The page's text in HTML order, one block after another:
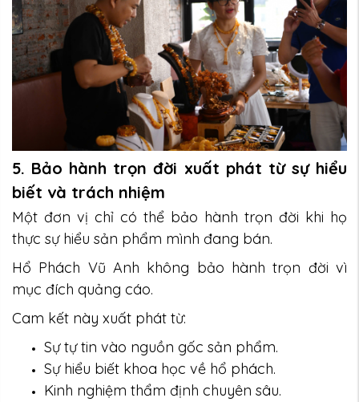
5. Bảo hành trọn đời xuất phát từ sự hiểu
biết và trách nhiệm
Một đơn vị chỉ có thể bảo hành trọn đời khi họ
thực sự hiểu sản phẩm mình đang bán.
Hổ Phách Vũ Anh không bảo hành trọn đời vì
mục đích quảng cáo.
Cam kết này xuất phát từ:
Sự tự tin vào nguồn gốc sản phẩm.
Sự hiểu biết khoa học về hổ phách.
Kinh nghiệm thẩm định chuyên sâu.